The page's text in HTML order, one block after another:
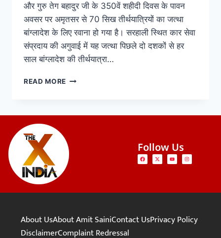
और गुरु तेग बहादुर जी के 350वें शहीदी दिवस के पावन
अवसर पर अमृतसर से 70 सिख तीर्थयात्रियों का जत्था
बांग्लादेश के लिए रवाना हो गया है। सरहाली स्थित कार सेवा
संप्रदाय की अगुवाई में यह जत्था पिछले दो दशकों से हर
साल बांग्लादेश की तीर्थयात्रा…
READ MORE
Follow Us
About UsAbout Amit SainiContact UsPrivacy Policy
DisclaimerComplaint Redressal